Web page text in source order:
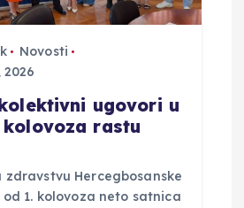
Novosti
ugovori u
kolovoza rastu
zdravstvu Hercegbosanske
od 1. kolovoza neto satnica